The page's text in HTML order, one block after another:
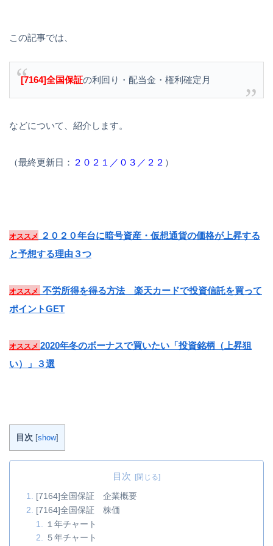
この記事では、
[7164]全国保証の利回り・配当金・権利確定月
などについて、紹介します。
（最終更新日： ２０２１／０３／２２ ）
オススメ
２０２０年台に暗号資産・仮想通貨の価格が上昇する
と予想する理由３つ
オススメ
不労所得を得る方法 楽天カードで投資信託を買って
ポイントGET
オススメ 2020年冬のボーナスで買いたい「投資銘柄（上昇狙
い）」３選
目次 [show]
目次
[7164]全国保証 企業概要
[7164]全国保証 株価
１年チャート
５年チャート